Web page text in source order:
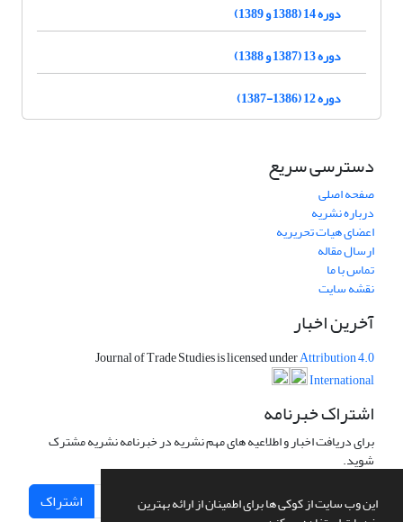
این وب سایت از کوکی ها برای اطمینان از ارائه بهترین
دوره 14 (1388 و 1389)
دوره 13 (1387 و 1388)
دوره 12 (1386-1387)
دسترسی سریع
صفحه اصلی
درباره نشریه
اعضای هیات تحریریه
ارسال مقاله
تماس با ما
نقشه سایت
آخرین اخبار
Journal of Trade Studies is licensed underAttribution 4.0
International
اشتراک خبرنامه
برای دریافت اخبار و اطلاعیه های مهم نشریه در خبرنامه نشریه مشترک
شوید.
اشتراک